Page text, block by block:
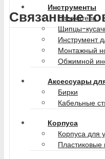
Инструменты
Отсекатель
Щипцы-
Инструмент
Монтажный
Обжимной
Аксессуары
Бирки
Кабельные
Корпуса
Корпуса для
Пластиковые
Связанные